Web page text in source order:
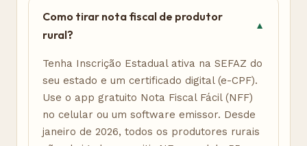
Como tirar nota fiscal de produtor
rural?
▼
Tenha Inscrição Estadual ativa na SEFAZ do
seu estado e um certificado digital (e-CPF).
Use o app gratuito Nota Fiscal Fácil (NFF)
no celular ou um software emissor. Desde
janeiro de 2026, todos os produtores rurais